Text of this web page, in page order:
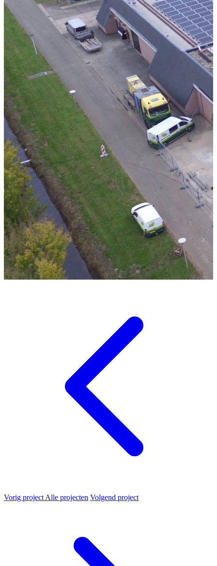
Vorig project Alle projecten Volgend project